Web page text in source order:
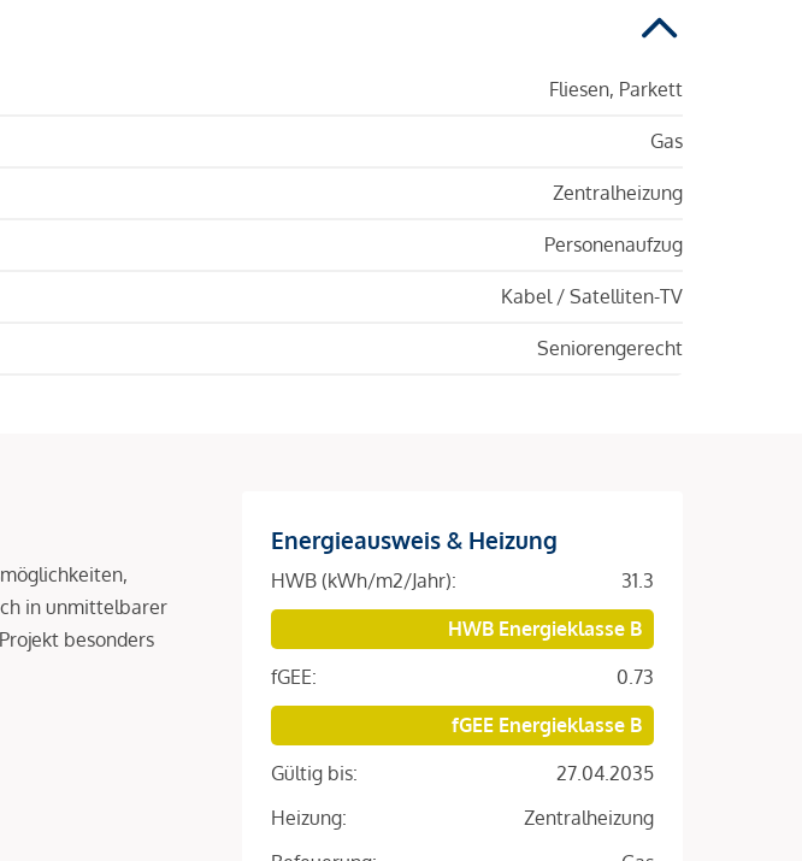
Fliesen, Parkett
Gas
Zentralheizung
Personenaufzug
Kabel / Satelliten-TV
Seniorengerecht
in unmittelbarer
besonders
Energieausweis & Heizung
HWB (kWh/m2/Jahr):
31.3
HWB Energieklasse B
fGEE:
0.73
fGEE Energieklasse B
Gültig bis:
27.04.2035
Heizung:
Zentralheizung